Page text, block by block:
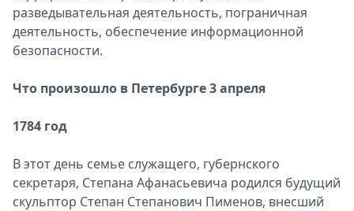
разведывательная деятельность, пограничная
деятельность, обеспечение информационной
безопасности.
Что произошло в Петербурге 3 апреля
1784 год
В этот день семье служащего, губернского
секретаря, Степана Афанасьевича родился будущий
скульптор Степан Степанович Пименов, внесший